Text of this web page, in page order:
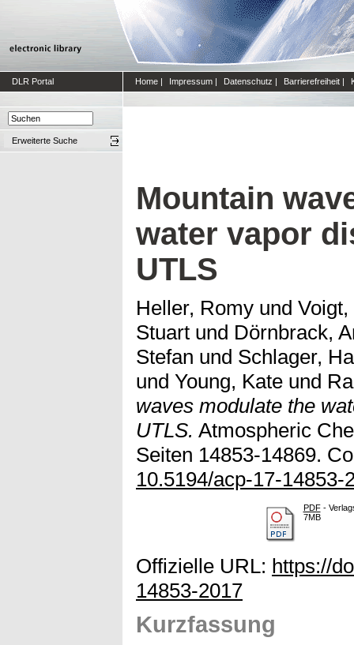
DLR Portal Home | Impressum | Datenschutz | Barrierefreiheit |
Erweiterte Suche
Mountain
water vapor
UTLS
Heller, Romy und
Stuart und Dörnbrack,
Stefan und Schlager,
und Young, Kate und
waves modulate the
UTLS. Atmospheric
Seiten 14853-14869.
10.5194/acp-17-14853-
PDF-
7MB
Offizielle URL: https://
14853-2017
Kurzfassung